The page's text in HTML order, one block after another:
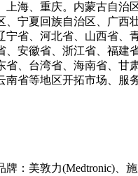
上海、重庆。内蒙古自治
、宁夏回族自治区、广西
宁省、河北省、山西省、
、安徽省、浙江省、福建
省、台湾省、海南省、甘
南省等地区开拓市场、服
牌：美敦力(Medtronic)、